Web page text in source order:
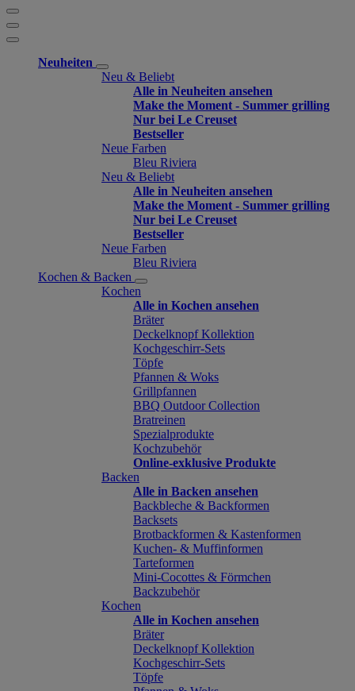
Neuheiten
Neu & Beliebt
Alle in Neuheiten ansehen
Make the Moment - Summer grilling
Nur bei Le Creuset
Bestseller
Neue Farben
Bleu Riviera
Neu & Beliebt
Alle in Neuheiten ansehen
Make the Moment - Summer grilling
Nur bei Le Creuset
Bestseller
Neue Farben
Bleu Riviera
Kochen & Backen
Kochen
Alle in Kochen ansehen
Bräter
Deckelknopf Kollektion
Kochgeschirr-Sets
Töpfe
Pfannen & Woks
Grillpfannen
BBQ Outdoor Collection
Bratreinen
Spezialprodukte
Kochzubehör
Online-exklusive Produkte
Backen
Alle in Backen ansehen
Backbleche & Backformen
Backsets
Brotbackformen & Kastenformen
Kuchen- & Muffinformen
Tarteformen
Mini-Cocottes & Förmchen
Backzubehör
Kochen
Alle in Kochen ansehen
Bräter
Deckelknopf Kollektion
Kochgeschirr-Sets
Töpfe